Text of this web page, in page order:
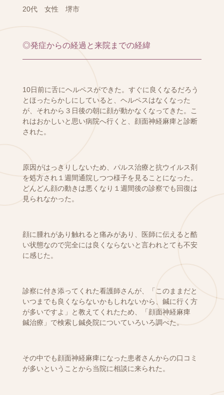
20代 女性 堺市
◎発症からの経過と来院までの経緯
10日前に舌にヘルペスができた。すぐに良くなるだろう
とほったらかしにしていると、ヘルペスはなくなった
が、それから３日後の朝に顔が動かなくなってきた。こ
れはおかしいと思い病院へ行くと、顔面神経麻痺と診断
された。
原因がはっきりしないため、パルス治療と抗ウイルス剤
を処方され１週間通院しつつ様子を見ることになった。
どんどん顔の動きは悪くなり１週間後の診察でも回復は
見られなかった。
顔に腫れがあり触れると痛みがあり、医師に伝えると酷
い状態なので完全には良くならないと言われとても不安
に感じた。
診察に付き添ってくれた看護師さんが、「このままだと
いつまでも良くならないかもしれないから、鍼に行く方
が多いですよ」と教えてくれたため、「顔面神経麻痺
鍼治療」で検索し鍼灸院についていろいろ調べた。
その中でも顔面神経麻痺になった患者さんからの口コミ
が多いということから当院に相談に来られた。